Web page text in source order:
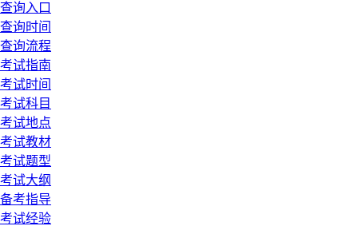
查询入口
查询时间
查询流程
考试指南
考试时间
考试科目
考试地点
考试教材
考试题型
考试大纲
备考指导
考试经验